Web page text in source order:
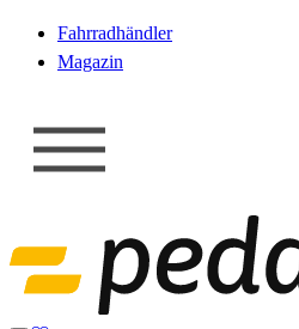
Fahrradhändler
Magazin